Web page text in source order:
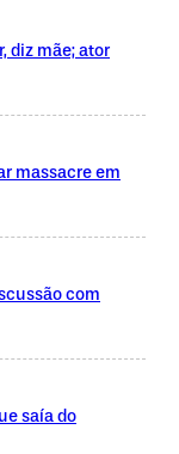
diz mãe; ator
massacre em
com
saía do